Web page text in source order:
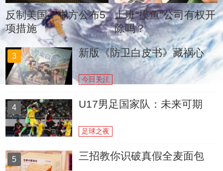
反制美国！中方公布5
项措施
上班“摸鱼”公司有权开
除吗？
3 新版《防卫白皮书》藏祸心
今日关注
4 U17男足国家队：未来可期
足球之夜
5 三招教你识破真假全麦面包